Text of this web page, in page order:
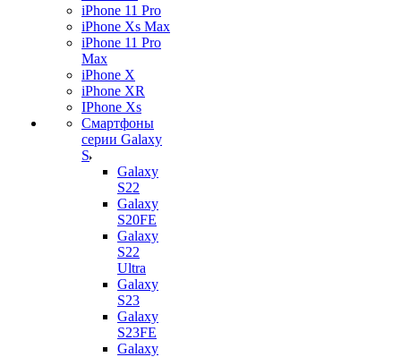
iPhone 11 Pro
iPhone Xs Max
iPhone 11 Pro
Max
iPhone X
iPhone XR
IPhone Xs
Смартфоны
серии Galaxy
S
Galaxy
S22
Galaxy
S20FE
Galaxy
S22
Ultra
Galaxy
S23
Galaxy
S23FE
Galaxy